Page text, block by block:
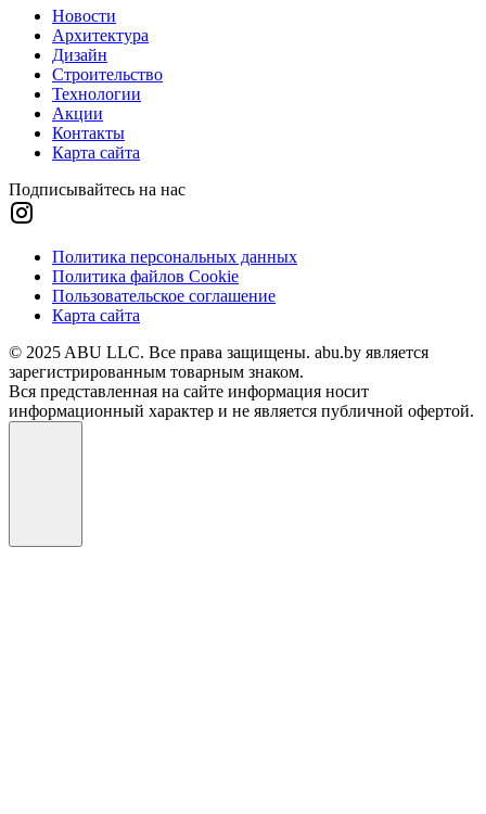
Новости
Архитектура
Дизайн
Строительство
Технологии
Акции
Контакты
Карта сайта
Подписывайтесь на нас
Политика персональных данных
Политика файлов Cookie
Пользовательское соглашение
Карта сайта
© 2025 ABU LLC. Все права защищены. abu.by является
зарегистрированным товарным знаком.
Вся представленная на сайте информация носит
информационный характер и не является публичной офертой.